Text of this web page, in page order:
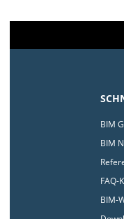
BIM
BIM
FAQ-
BIM-